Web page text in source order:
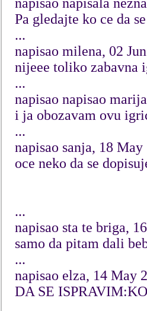
Pa gledajte ko ce da
...
napisao milena, 02
nijeee toliko zabavna
...
napisao napisao
i ja obozavam ovu
...
napisao sanja, 18 May
oce neko da se
...
napisao sta te briga,
samo da pitam dali
...
napisao elza, 14 May
DA SE